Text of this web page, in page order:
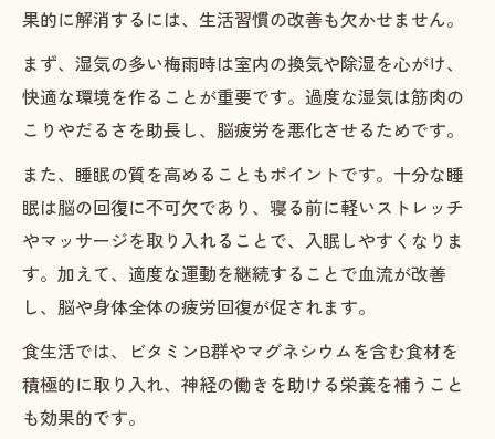
果的に解消するには、生活習慣の改善も欠かせません。
まず、湿気の多い梅雨時は室内の換気や除湿を心がけ、
快適な環境を作ることが重要です。過度な湿気は筋肉の
こりやだるさを助長し、脳疲労を悪化させるためです。
また、睡眠の質を高めることもポイントです。十分な睡
眠は脳の回復に不可欠であり、寝る前に軽いストレッチ
やマッサージを取り入れることで、入眠しやすくなりま
す。加えて、適度な運動を継続することで血流が改善
し、脳や身体全体の疲労回復が促されます。
食生活では、ビタミンB群やマグネシウムを含む食材を
積極的に取り入れ、神経の働きを助ける栄養を補うこと
も効果的です。